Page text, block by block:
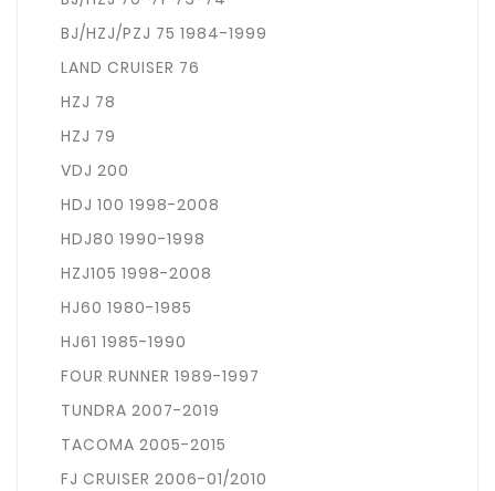
BJ/HZJ/PZJ 75 1984-1999
LAND CRUISER 76
HZJ 78
HZJ 79
VDJ 200
HDJ 100 1998-2008
HDJ80 1990-1998
HZJ105 1998-2008
HJ60 1980-1985
HJ61 1985-1990
FOUR RUNNER 1989-1997
TUNDRA 2007-2019
TACOMA 2005-2015
FJ CRUISER 2006-01/2010